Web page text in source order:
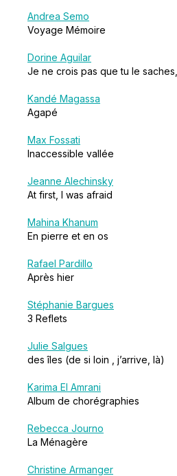
Andrea Semo
Voyage Mémoire
Dorine Aguilar
Je ne crois pas que tu le
Kandé Magassa
Agapé
Max Fossati
Inaccessible vallée
Jeanne Alechinsky
At first, I was afraid
Mahina Khanum
En pierre et en os
Rafael Pardillo
Après hier
Stéphanie Bargues
3 Reflets
Julie Salgues
des îles (de si loin , j’arrive, là)
Karima El Amrani
Album de chorégraphies
Rebecca Journo
La Ménagère
Christine Armanger